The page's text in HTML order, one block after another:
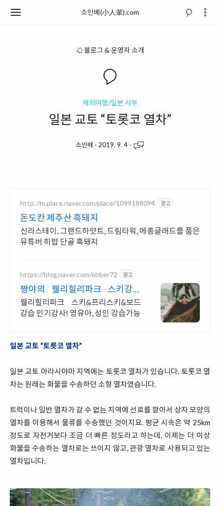
소인배(小人輩).com
블로그 & 운영자 소개
해외여행/일본 서부
일본 교토 “토롯코 열차”
소인배 · 2019. 9. 4 ·
http://m.place.naver.com/place/1099188094 광고
돈도칸 제주산 흑돼지
신라스테이, 그랜드하얏트, 드림타워, 메종글래드를 품은
유튜버 히밥 단골 흑돼지
https://blog.naver.com/ebber72 광고
짱야의 웰리힐리파크 스키강습
단계별 맞춤강습, 여강사
웰리힐리파크 스키&프리스키&보드
강습 인기강사! 영유아, 성인 강습가능
일본 교토 “토롯코 열차”
일본 교토 아라시야마 지역에는 토롯코 열차가 있습니다. 토롯코 열
차는 원래는 화물을 수송하던 소형 열차였습니다.
트럭이나 일반 열차가 갈 수 없는 지역에 선로를 깔아서 상자 모양의
열차를 이용해서 물류를 수송했던 것이지요. 평균 시속은 약 25km
정도로 자전거보다 조금 더 빠른 정도라고 하는데, 이제는 더 이상
화물을 수송하는 열차로는 쓰이지 않고, 관광 열차로 사용되고 있는
열차입니다.